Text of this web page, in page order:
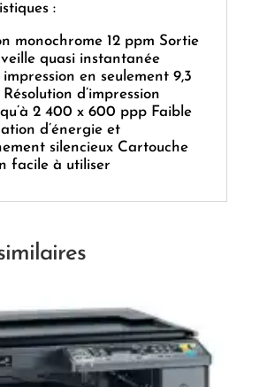
:
monochrome 12 ppm Sortie
quasi instantanée
impression en seulement 9,3
d’impression
2 400 x 600 ppp Faible
d’énergie et
silencieux Cartouche
facile à utiliser